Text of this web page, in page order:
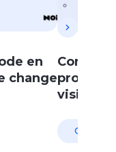
en
changeprompts
visibilité
GEO